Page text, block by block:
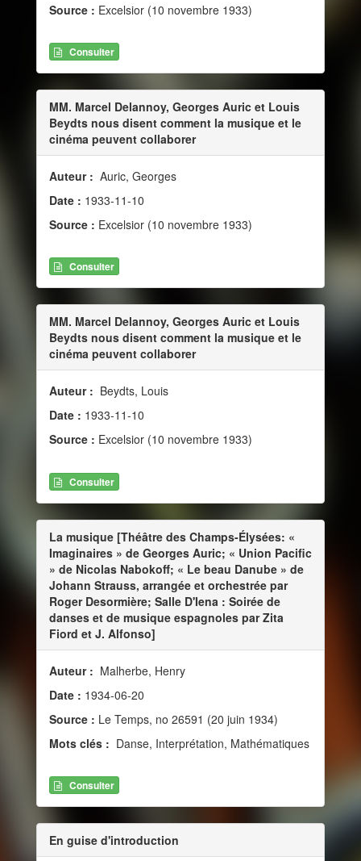
Source : Excelsior (10 novembre 1933)
Consulter
MM. Marcel Delannoy, Georges Auric et Louis
Beydts nous disent comment la musique et le
cinéma peuvent collaborer
Auteur : Auric, Georges
Date : 1933-11-10
Source : Excelsior (10 novembre 1933)
Consulter
MM. Marcel Delannoy, Georges Auric et Louis
Beydts nous disent comment la musique et le
cinéma peuvent collaborer
Auteur : Beydts, Louis
Date : 1933-11-10
Source : Excelsior (10 novembre 1933)
Consulter
La musique [Théâtre des Champs-Élysées: «
Imaginaires » de Georges Auric; « Union Pacific
» de Nicolas Nabokoff; « Le beau Danube » de
Johann Strauss, arrangée et orchestrée par
Roger Desormière; Salle D'Iena : Soirée de
danses et de musique espagnoles par Zita
Fiord et J. Alfonso]
Auteur : Malherbe, Henry
Date : 1934-06-20
Source : Le Temps, no 26591 (20 juin 1934)
Mots clés : Danse, Interprétation, Mathématiques
Consulter
En guise d'introduction